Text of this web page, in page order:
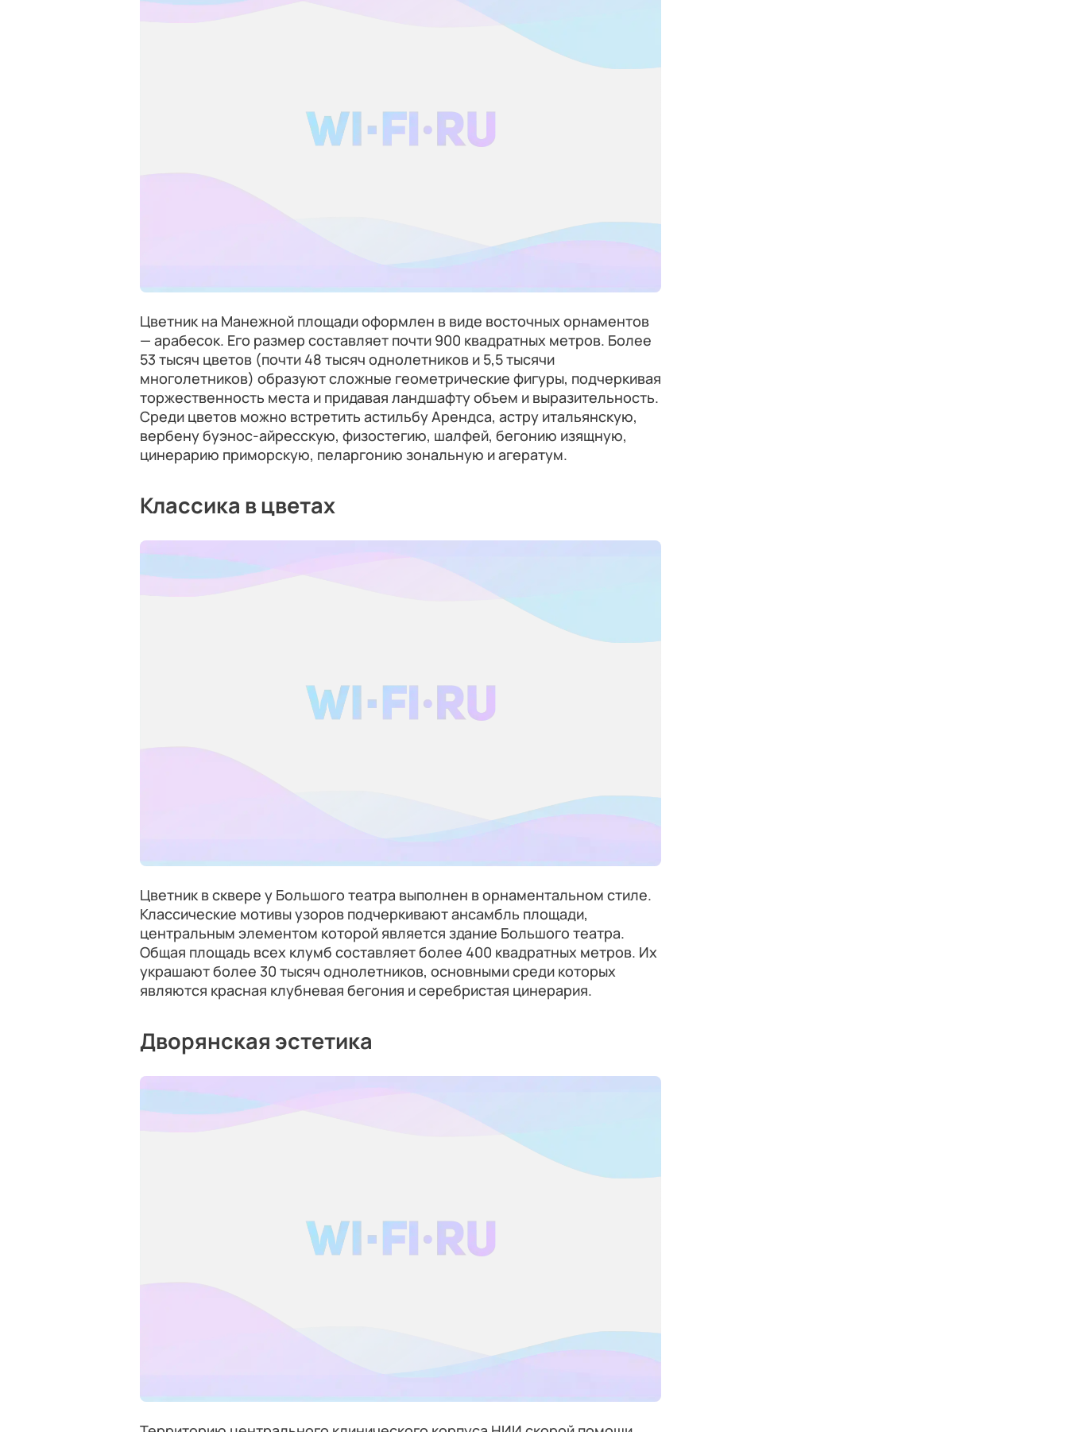
Цветник на Манежной площади оформлен в виде восточных орнаментов
— арабесок. Его размер составляет почти 900 квадратных метров. Более
53 тысяч цветов (почти 48 тысяч однолетников и 5,5 тысячи
многолетников) образуют сложные геометрические фигуры, подчеркивая
торжественность места и придавая ландшафту объем и выразительность.
Среди цветов можно встретить астильбу Арендса, астру итальянскую,
вербену буэнос-айресскую, физостегию, шалфей, бегонию изящную,
цинерарию приморскую, пеларгонию зональную и агератум.
Классика в цветах
Цветник в сквере у Большого театра выполнен в орнаментальном стиле.
Классические мотивы узоров подчеркивают ансамбль площади,
центральным элементом которой является здание Большого театра.
Общая площадь всех клумб составляет более 400 квадратных метров. Их
украшают более 30 тысяч однолетников, основными среди которых
являются красная клубневая бегония и серебристая цинерария.
Дворянская эстетика